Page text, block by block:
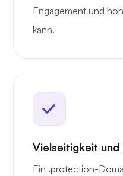
Engagement und
kann.
Vielseitigkeit und
Ein .protection-